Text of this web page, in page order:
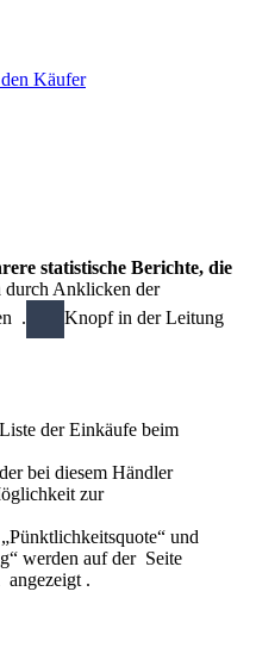
Käufer
statistische Berichte, die
durch Anklicken der
.
Knopf in der Leitung
der Einkäufe beim
bei diesem Händler
zur
und
werden auf der Seite
angezeigt .